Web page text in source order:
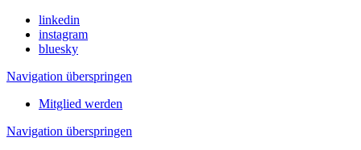
linkedin
instagram
bluesky
Navigation überspringen
Mitglied werden
Navigation überspringen